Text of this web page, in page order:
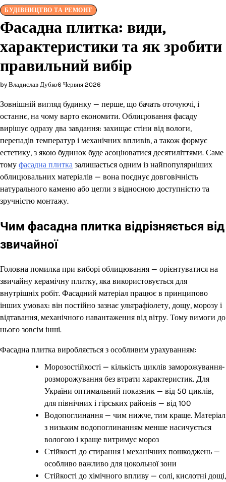
БУДІВНИЦТВО ТА РЕМОНТ
Фасадна плитка: види,
характеристики та як зробити
правильний вибір
by Владислав Дубко6 Червня 2026
Зовнішній вигляд будинку — перше, що бачать оточуючі, і
останнє, на чому варто економити. Облицювання фасаду
вирішує одразу два завдання: захищає стіни від вологи,
перепадів температур і механічних впливів, а також формує
естетику, з якою будинок буде асоціюватися десятиліттями. Саме
тому фасадна плитка залишається одним із найпопулярніших
облицювальних матеріалів — вона поєднує довговічність
натурального каменю або цегли з відносною доступністю та
зручністю монтажу.
Чим фасадна плитка відрізняється від
звичайної
Головна помилка при виборі облицювання — орієнтуватися на
звичайну керамічну плитку, яка використовується для
внутрішніх робіт. Фасадний матеріал працює в принципово
інших умовах: він постійно зазнає ультрафіолету, дощу, морозу і
відтавання, механічного навантаження від вітру. Тому вимоги до
нього зовсім інші.
Фасадна плитка виробляється з особливим урахуванням:
Морозостійкості — кількість циклів заморожування-
розморожування без втрати характеристик. Для
України оптимальний показник — від 50 циклів,
для північних і гірських районів — від 100
Водопоглинання — чим нижче, тим краще. Матеріал
з низьким водопоглинанням менше насичується
вологою і краще витримує мороз
Стійкості до стирання і механічних пошкоджень —
особливо важливо для цокольної зони
Стійкості до хімічного впливу — солі, кислотні дощі,